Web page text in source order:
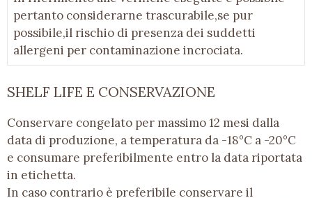
pertanto considerarne trascurabile,se pur
possibile,il rischio di presenza dei suddetti
allergeni per contaminazione incrociata.
SHELF LIFE E CONSERVAZIONE
Conservare congelato per massimo 12 mesi dalla
data di produzione, a temperatura da -18°C a -20°C
e consumare preferibilmente entro la data riportata
in etichetta.
In caso contrario è preferibile conservare il